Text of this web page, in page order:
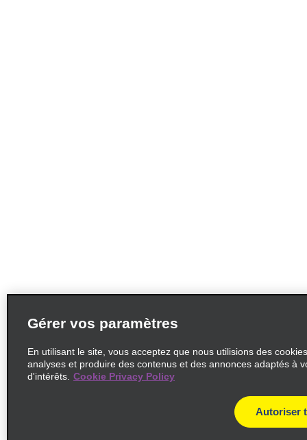
Gérer vos paramètres
En utilisant le site, vous acceptez que nous utilisions des
analyses et produire des contenus et des annonces adaptés à
d'intérêts. Cookie Privacy Policy
Autoriser